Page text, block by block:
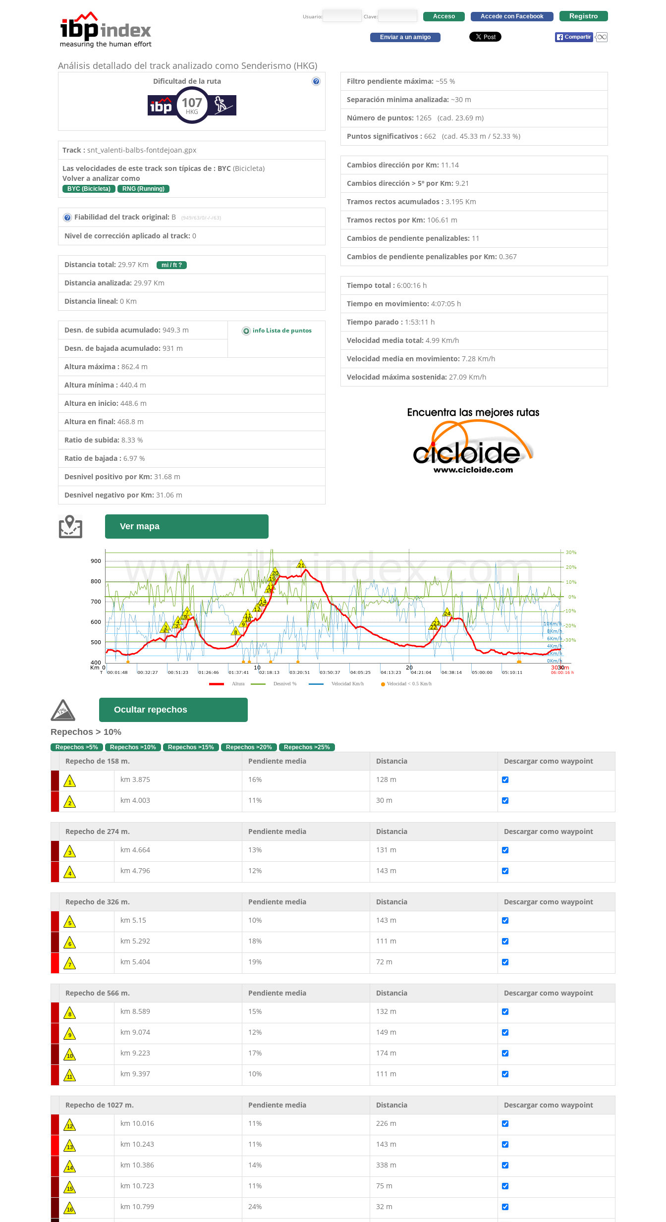
Usuario: Clave: Acceso Accede con Facebook Registro
Enviar a un amigo
Análisis detallado del track analizado como Senderismo (HKG)
Dificultad de la ruta
107
HKG
Track : snt_valenti-balbs-fontdejoan.gpx
Las velocidades de este track son típicas de : BYC (Bicicleta)
Volver a analizar como
BYC (Bicicleta) RNG (Running)
Fiabilidad del track original: B (949/63/0/-/-/63)
Nivel de corrección aplicado al track: 0
Distancia total: 29.97 Km mi / ft ?
Distancia analizada: 29.97 Km
Distancia lineal: 0 Km
Desn. de subida acumulado: 949.3 m info Lista de puntos
Desn. de bajada acumulado: 931 m
Altura máxima : 862.4 m
Altura mínima : 440.4 m
Altura en inicio: 448.6 m
Altura en final: 468.8 m
Ratio de subida: 8.33 %
Ratio de bajada : 6.97 %
Desnivel positivo por Km: 31.68 m
Desnivel negativo por Km: 31.06 m
Filtro pendiente máxima: ~55 %
Separación minima analizada: ~30 m
Número de puntos: 1265 (cad. 23.69 m)
Puntos significativos : 662 (cad. 45.33 m / 52.33 %)
Cambios dirección por Km: 11.14
Cambios dirección > 5º por Km: 9.21
Tramos rectos acumulados : 3.195 Km
Tramos rectos por Km: 106.61 m
Cambios de pendiente penalizables: 11
Cambios de pendiente penalizables por Km: 0.367
Tiempo total : 6:00:16 h
Tiempo en movimiento: 4:07:05 h
Tiempo parado : 1:53:11 h
Velocidad media total: 4.99 Km/h
Velocidad media en movimiento: 7.28 Km/h
Velocidad máxima sostenida: 27.09 Km/h
Ver mapa
Altura Desnivel % Velocidad Km/h Velocidad < 0.5 Km/h
Ocultar repechos
Repechos > 10%
Repechos >5% Repechos >10% Repechos >15% Repechos >20% Repechos >25%
Repecho de 158 m. Pendiente media Distancia Descargar como waypoint
1 km 3.875 16% 128 m
2 km 4.003 11% 30 m
Repecho de 274 m. Pendiente media Distancia Descargar como waypoint
3 km 4.664 13% 131 m
4 km 4.796 12% 143 m
Repecho de 326 m. Pendiente media Distancia Descargar como waypoint
5 km 5.15 10% 143 m
6 km 5.292 18% 111 m
7 km 5.404 19% 72 m
Repecho de 566 m. Pendiente media Distancia Descargar como waypoint
8 km 8.589 15% 132 m
9 km 9.074 12% 149 m
10 km 9.223 17% 174 m
11 km 9.397 10% 111 m
Repecho de 1027 m. Pendiente media Distancia Descargar como waypoint
12 km 10.016 11% 226 m
13 km 10.243 11% 143 m
14 km 10.386 14% 338 m
15 km 10.723 11% 75 m
16 km 10.799 24% 32 m